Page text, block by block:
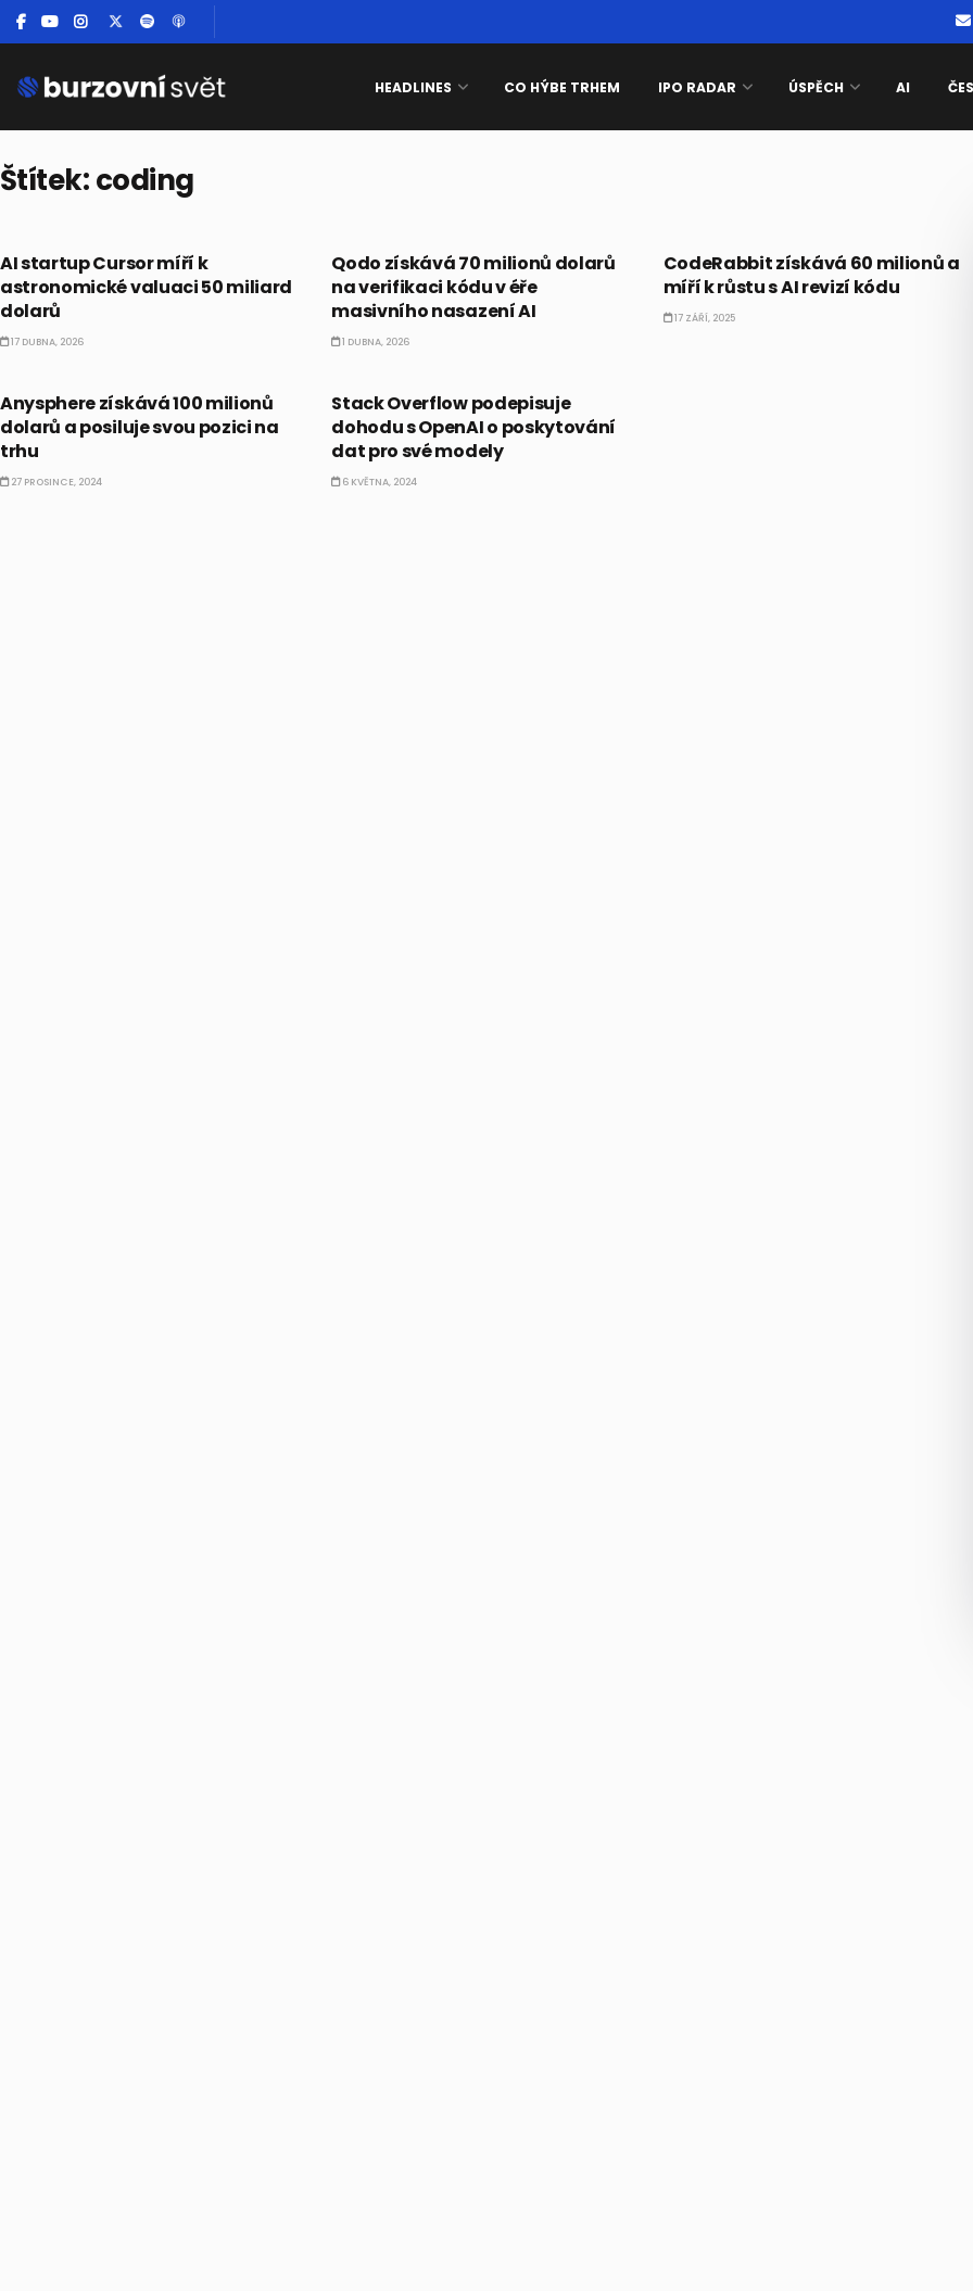
HEADLINES CO HÝBE TRHEM IPO RADAR ÚSPĚCH AI
Štítek:coding
AI startup Cursor míří k
astronomické valuaci 50 miliard
dolarů
17 DUBNA, 2026
Qodo získává 70 milionů dolarů
na verifikaci kódu v éře
masivního nasazení AI
1 DUBNA, 2026
CodeRabbit získává 60 milionů a
míří k růstu s AI revizí kódu
17 ZÁŘÍ, 2025
Anysphere získává 100 milionů
dolarů a posiluje svou pozici na
trhu
27 PROSINCE, 2024
Stack Overflow podepisuje
dohodu s OpenAI o poskytování
dat pro své modely
6 KVĚTNA, 2024